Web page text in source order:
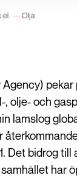
olje- och
lamslog
Det bidrog
har